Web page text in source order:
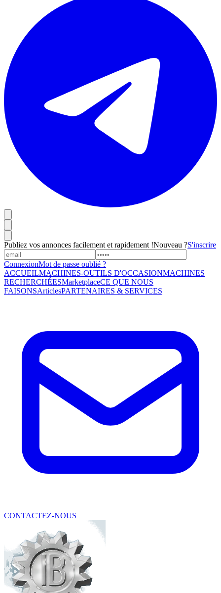
Publiez vos annonces facilement et rapidement !Nouveau ?S'inscrire
ConnexionMot de passe oublié ?
ACCUEILMACHINES-OUTILS D'OCCASIONMACHINES
RECHERCHÉESMarketplaceCE QUE NOUS
FAISONSArticlesPARTENAIRES & SERVICES
CONTACTEZ-NOUS